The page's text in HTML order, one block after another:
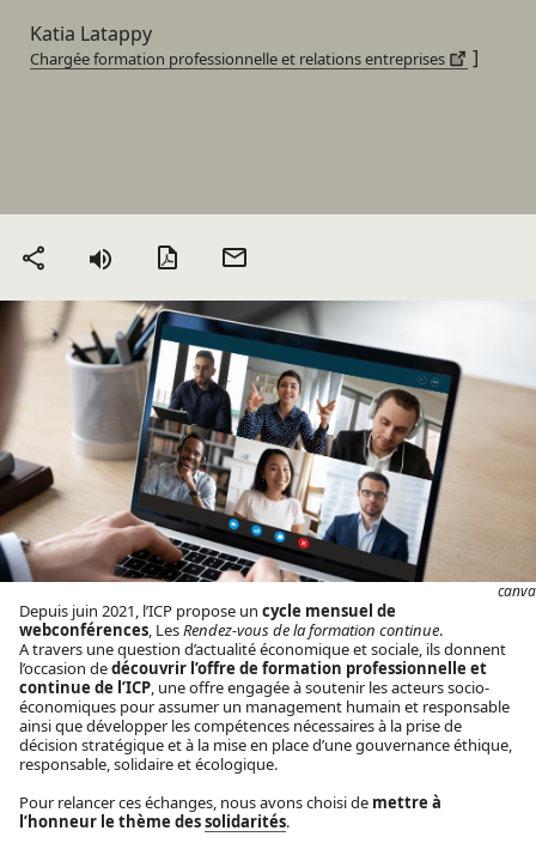
Katia Latappy
Chargée formation professionnelle et relations entreprises ]
Partager Version PDF
canva
Depuis juin 2021, l’ICP propose un cycle mensuel de
webconférences , LesRendez-vous de la formation continue.
A travers une question d’actualité économique et sociale, ils donnent
l’occasion dedécouvrir l’offre de formation professionnelle et
continue de l’ICP , une offre engagée à soutenir les acteurs socio-
économiques pour assumer un management humain et responsable
ainsi que développer les compétences nécessaires à la prise de
décision stratégique et à la mise en place d’une gouvernance éthique,
responsable, solidaire et écologique.
Pour relancer ces échanges, nous avons choisi de mettre à
l’honneur le thème dessolidarités.